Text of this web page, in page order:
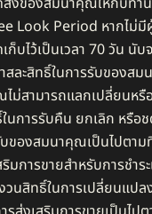
Look Period หาก
ก็บไว้เป็นเวลา 70 วัน
สละสิทธิ์ในการรับของส
ม่สามารถแลกเปลี่ยนห
นการรับคืน ยกเลิก หรื
บของสมนาคุณเป็นไปตา
มการขายสำหรับการชำ
นสิทธิ์ในการเปลี่ยนแปล